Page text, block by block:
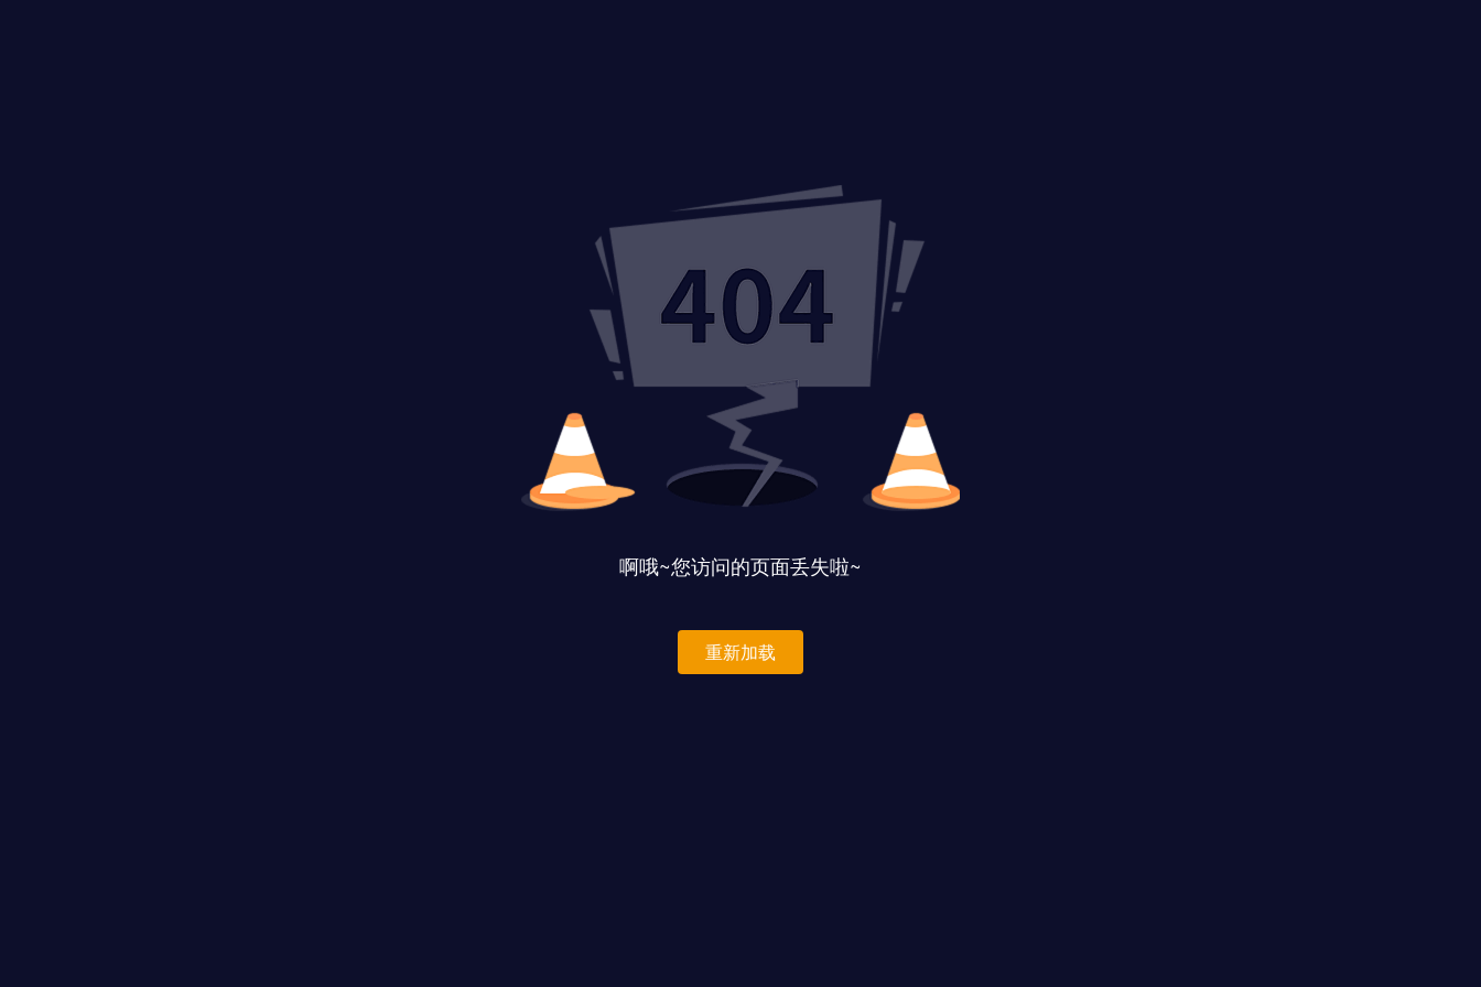
啊哦~您访问的页面丢失啦~
重新加载